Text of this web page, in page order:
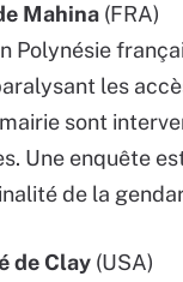
Mahina (FRA)
Polynésie
les
sont
Une enquête
de la
de Clay (USA)